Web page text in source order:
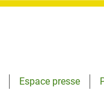
Espace presse